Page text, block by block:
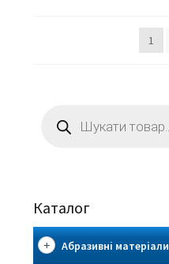
1
товарів
Каталог
Абразивні матеріали